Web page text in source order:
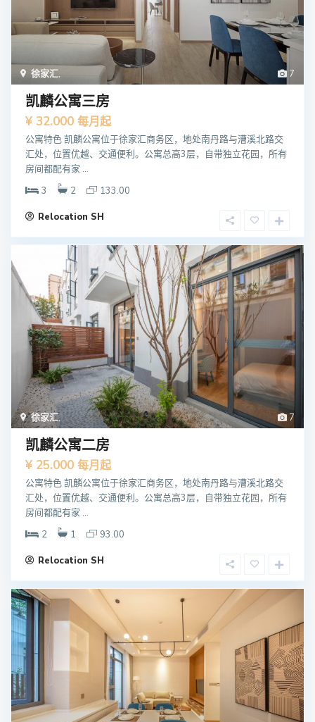
7
徐家汇,
凯麟公寓三房
¥ 32.000 每月起
公寓特色 凯麟公寓位于徐家汇商务区，地处南丹路与漕溪北路交
汇处，位置优越、交通便利。公寓总高3层，自带独立花园，所有
房间都配有家 ...
3
2 133.00
Relocation SH
7
徐家汇,
凯麟公寓二房
¥ 25.000 每月起
公寓特色 凯麟公寓位于徐家汇商务区，地处南丹路与漕溪北路交
汇处，位置优越、交通便利。公寓总高3层，自带独立花园，所有
房间都配有家 ...
2
1 93.00
Relocation SH